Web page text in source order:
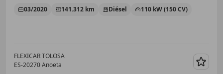
03/2020 141.312 km Diésel 110 kW (150 CV)
FLEXICAR TOLOSA
ES-20270 Anoeta